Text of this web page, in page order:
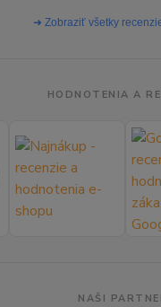
➜ Zobraziť všetky
HODNOTENIA A
NAŠI